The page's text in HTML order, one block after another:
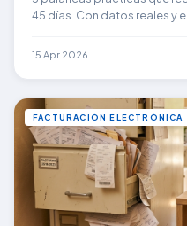
45 días. Con datos reales y
15 Apr 2026
FACTURACIÓN ELECTRÓNICA